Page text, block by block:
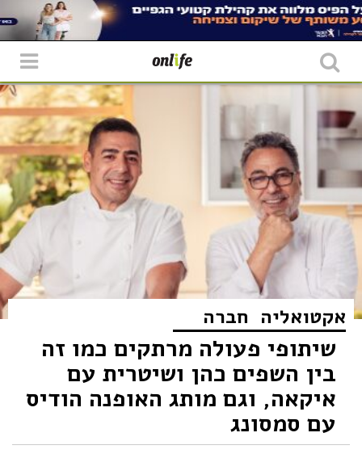
אקטואליה חברה
שיתופי פעולה מרתקים כמו זה
בין השפים כהן ושיטרית עם
איקאה, וגם מותג האופנה הודיס
עם סמסונג